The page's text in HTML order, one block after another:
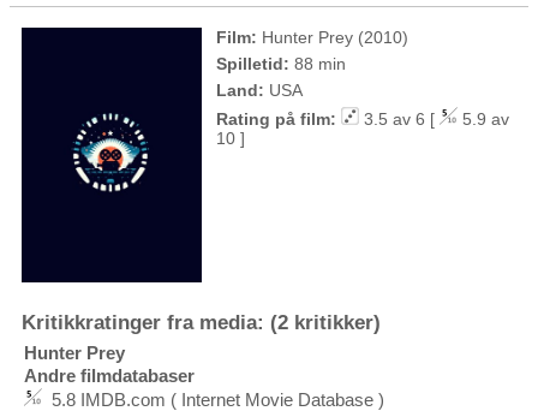
Film: Hunter Prey (2010)
Spilletid: 88 min
Land: USA
Rating på film:
3.5 av 6 [
5.9 av
10 ]
Kritikkratinger fra media: (2 kritikker)
Hunter Prey
Andre filmdatabaser
5.8 IMDB.com ( Internet Movie Database )